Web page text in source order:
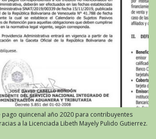
quincenal año 2020 para contribuyentes
a la Licenciada Libeth Mayely Pulido Gutierrez.